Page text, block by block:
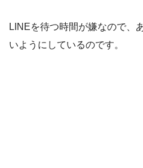
LINEを待つ時間が嫌なので、
いようにしているのです。